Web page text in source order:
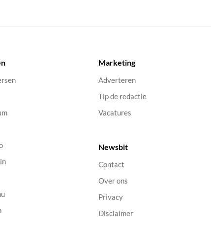
Marketing
Adverteren
Tip de redactie
Vacatures
Newsbit
Contact
Over ons
Privacy
Disclaimer